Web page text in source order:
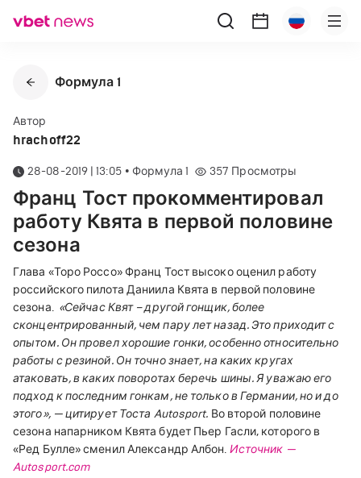
Формула 1
Автор
hrachoff22
28-08-2019 | 13:05 • Формула 1 357 Просмотры
Франц Тост прокомментировал
работу Квята в первой половине
сезона
Глава «Торо Россо» Франц Тост высоко оценил работу
российского пилота Даниила Квята в первой половине
сезона. «Сейчас Квят – другой гонщик, более
сконцентрированный, чем пару лет назад. Это приходит с
опытом. Он провел хорошие гонки, особенно относительно
работы с резиной. Он точно знает, на каких кругах
атаковать, в каких поворотах беречь шины.Я уважаю его
подход к последним гонкам, не только в Германии, но и до
этого», — цитирует Тоста Autosport. Во второй половине
сезона напарником Квята будет Пьер Гасли, которого в
«Ред Булле» сменил Александр Албон. Источник —
Autosport.com